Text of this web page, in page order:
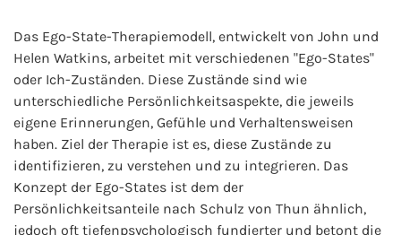
Das Ego-State-Therapiemodell, entwickelt von John und
Helen Watkins, arbeitet mit verschiedenen "Ego-States"
oder Ich-Zuständen. Diese Zustände sind wie
unterschiedliche Persönlichkeitsaspekte, die jeweils
eigene Erinnerungen, Gefühle und Verhaltensweisen
haben. Ziel der Therapie ist es, diese Zustände zu
identifizieren, zu verstehen und zu integrieren. Das
Konzept der Ego-States ist dem der
Persönlichkeitsanteile nach Schulz von Thun ähnlich,
jedoch oft tiefenpsychologisch fundierter und betont die